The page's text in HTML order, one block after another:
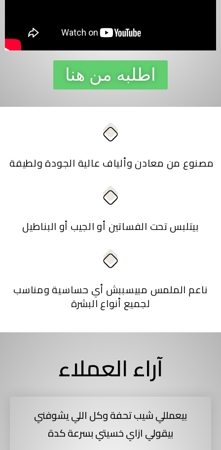
اطلبه من هنا
مصنوع من معادن وألياف عالية الجودة ولطيفة
بيتلبس تحت الفساتين أو الجيب أو البناطيل
ناعم الملمس مبيسببش أي حساسية ومناسب
لجميع أنواع البشرة
آراء العملاء
بيعمللي شيب تحفة وكل اللي يشوفني
بيقولي ازاي خسيتي بسرعة كدة